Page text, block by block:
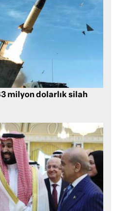
milyon dolarlık silah